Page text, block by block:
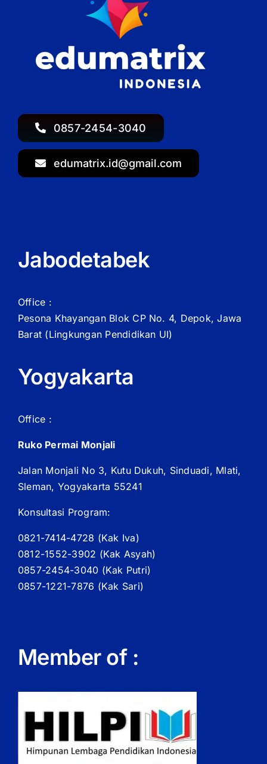
0857-2454-3040
edumatrix.id@gmail.com
Jabodetabek
Office :
Pesona Khayangan Blok CP No. 4, Depok, Jawa
Barat (Lingkungan Pendidikan UI)
Yogyakarta
Office :
Ruko Permai Monjali
Jalan Monjali No 3, Kutu Dukuh, Sinduadi, Mlati,
Sleman, Yogyakarta 55241
Konsultasi Program:
0821-7414-4728 (Kak Iva)
0812-1552-3902 (Kak Asyah)
0857-2454-3040 (Kak Putri)
0857-1221-7876 (Kak Sari)
Member of :